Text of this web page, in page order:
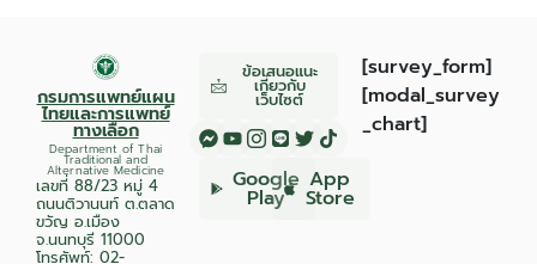
กรมการแพทย์แผน
ไทยและการแพทย์
ทางเลือก
Department of Thai
Traditional and
Alternative Medicine
เลขที่ 88/23 หมู่ 4
ถนนติวานนท์ ต.ตลาด
ขวัญ อ.เมือง
จ.นนทบุรี 11000
โทรศัพท์: 02-
ข้อเสนอแนะ
เกี่ยวกับ
เว็บไซต์
Google
Play
App
Store
[survey_form]
[modal_survey
_chart]